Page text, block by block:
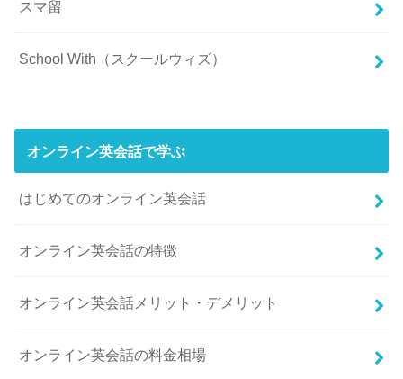
スマ留
School With（スクールウィズ）
オンライン英会話で学ぶ
はじめてのオンライン英会話
オンライン英会話の特徴
オンライン英会話メリット・デメリット
オンライン英会話の料金相場